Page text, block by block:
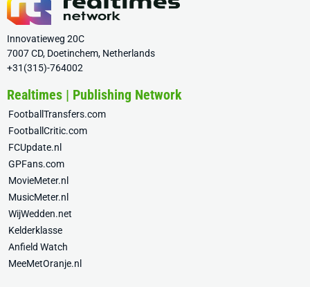
Innovatieweg 20C
7007 CD, Doetinchem, Netherlands
+31(315)-764002
Realtimes | Publishing Network
FootballTransfers.com
FootballCritic.com
FCUpdate.nl
GPFans.com
MovieMeter.nl
MusicMeter.nl
WijWedden.net
Kelderklasse
Anfield Watch
MeeMetOranje.nl